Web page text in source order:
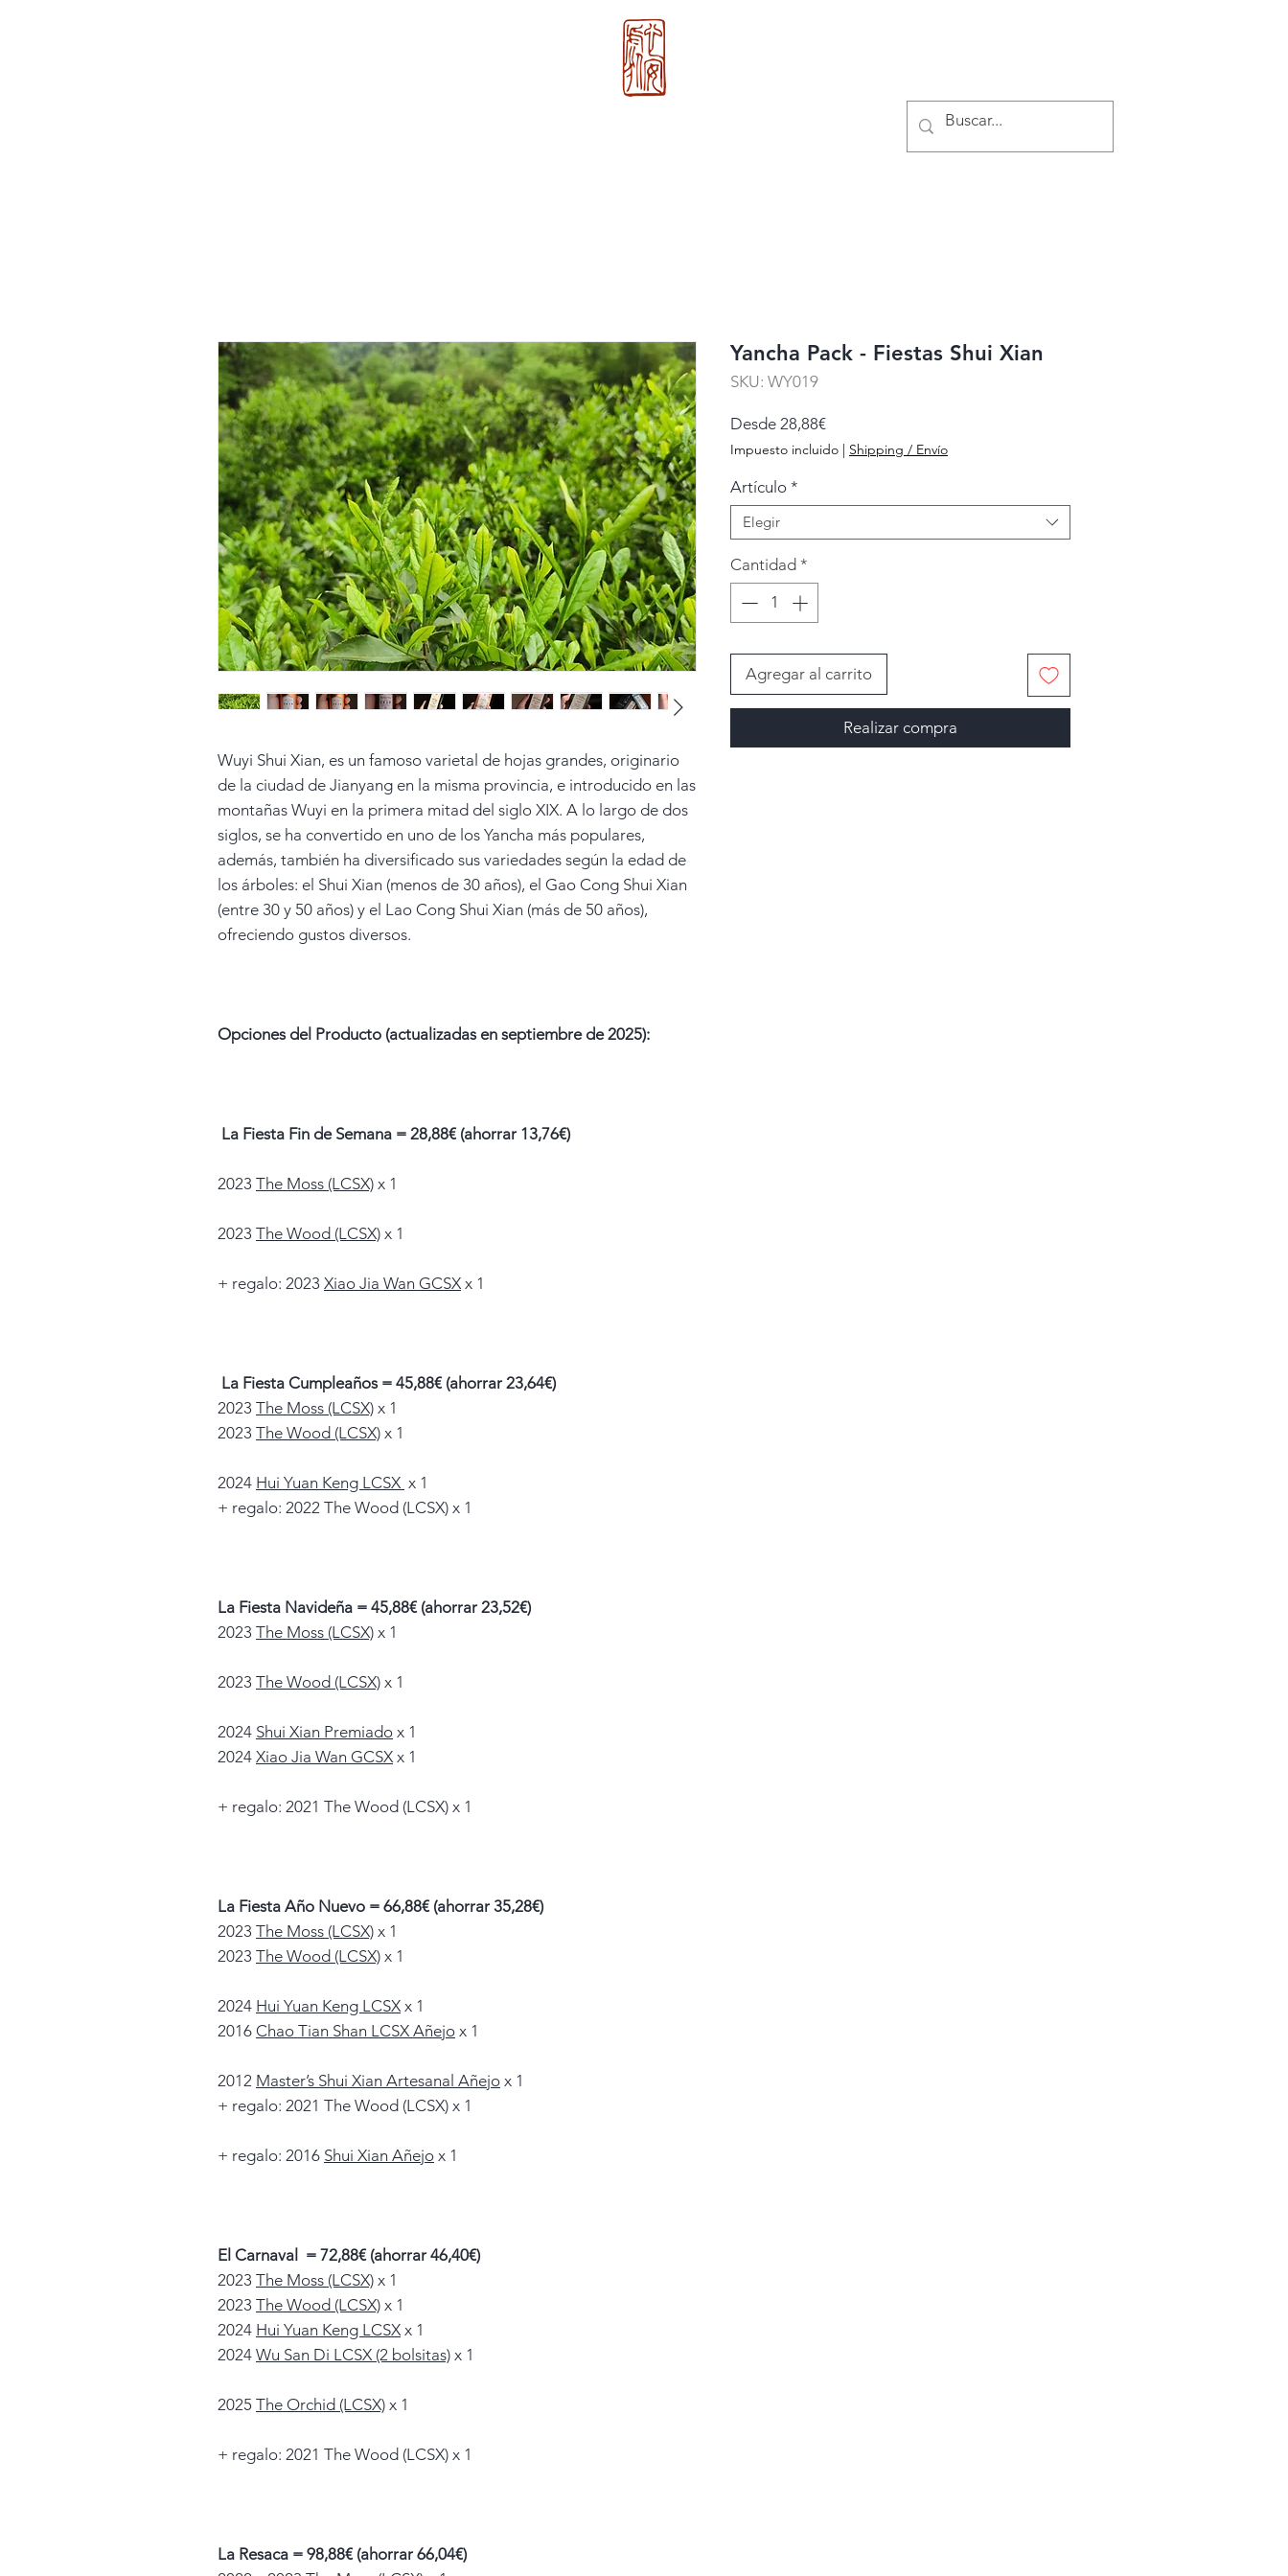
Wuyi Shui Xian, es un famoso varietal de hojas grandes, originario
de la ciudad de Jianyang en la misma provincia, e introducido en las
montañas Wuyi en la primera mitad del siglo XIX. A lo largo de dos
siglos, se ha convertido en uno de los Yancha más populares,
además, también ha diversificado sus variedades según la edad de
los árboles: el Shui Xian (menos de 30 años), el Gao Cong Shui Xian
(entre 30 y 50 años) y el Lao Cong Shui Xian (más de 50 años),
ofreciendo gustos diversos.
Opciones del Producto (actualizadas en septiembre de 2025):
La Fiesta Fin de Semana = 28,88€ (ahorrar 13,76€)
2023 The Moss (LCSX) x 1
2023 The Wood (LCSX) x 1
+ regalo: 2023 Xiao Jia Wan GCSX x 1
La Fiesta Cumpleaños = 45,88€ (ahorrar 23,64€)
2023 The Moss (LCSX) x 1
2023 The Wood (LCSX) x 1
2024 Hui Yuan Keng LCSX x 1
+ regalo: 2022 The Wood (LCSX) x 1
La Fiesta Navideña = 45,88€ (ahorrar 23,52€)
2023 The Moss (LCSX) x 1
2023 The Wood (LCSX) x 1
2024 Shui Xian Premiado x 1
2024 Xiao Jia Wan GCSX x 1
+ regalo: 2021 The Wood (LCSX) x 1
La Fiesta Año Nuevo = 66,88€ (ahorrar 35,28€)
2023 The Moss (LCSX) x 1
2023 The Wood (LCSX) x 1
2024 Hui Yuan Keng LCSX x 1
2016 Chao Tian Shan LCSX Añejo x 1
2012 Master’s Shui Xian Artesanal Añejo x 1
+ regalo: 2021 The Wood (LCSX) x 1
+ regalo: 2016 Shui Xian Añejo x 1
El Carnaval = 72,88€ (ahorrar 46,40€)
2023 The Moss (LCSX) x 1
2023 The Wood (LCSX) x 1
2024 Hui Yuan Keng LCSX x 1
2024 Wu San Di LCSX (2 bolsitas) x 1
2025 The Orchid (LCSX) x 1
+ regalo: 2021 The Wood (LCSX) x 1
La Resaca = 98,88€ (ahorrar 66,04€)
Yancha Pack - Fiestas Shui Xian
SKU: WY019
Desde 28,88€Precio
de
oferta
Impuesto incluido | Shipping / Envío
Artículo *
Elegir
Cantidad *
Agregar al carrito
Realizar compra